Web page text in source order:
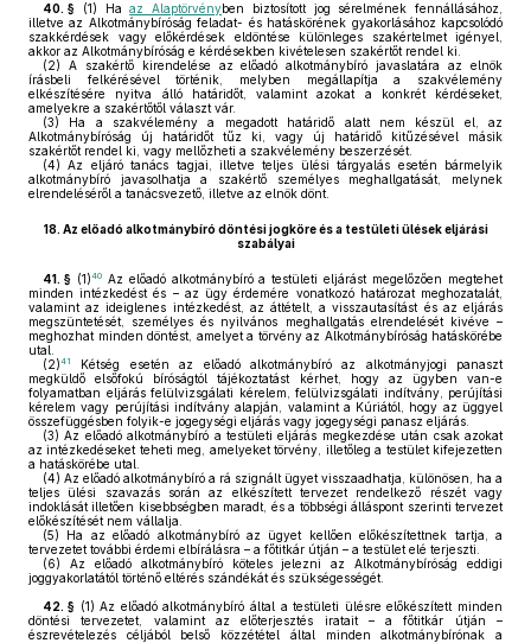
40. § (1) Haaz Alaptörvényben biztosított jog sérelmének fennállásához,
illetve az Alkotmánybíróság feladat- és hatáskörének gyakorlásához kapcsolódó
szakkérdések vagy előkérdések eldöntése különleges szakértelmet igényel,
akkor az Alkotmánybíróság e kérdésekben kivételesen szakértőt rendel ki.
(2) A szakértő kirendelése az előadó alkotmánybíró javaslatára az elnök
írásbeli felkérésével történik, melyben megállapítja a szakvélemény
elkészítésére nyitva álló határidőt, valamint azokat a konkrét kérdéseket,
amelyekre a szakértőtől választ vár.
(3) Ha a szakvélemény a megadott határidő alatt nem készül el, az
Alkotmánybíróság új határidőt tűz ki, vagy új határidő kitűzésével másik
szakértőt rendel ki, vagy mellőzheti a szakvélemény beszerzését.
(4) Az eljáró tanács tagjai, illetve teljes ülési tárgyalás esetén bármelyik
alkotmánybíró javasolhatja a szakértő személyes meghallgatását, melynek
elrendeléséről a tanácsvezető, illetve az elnök dönt.
18. Az előadó alkotmánybíró döntési jogköre és a testületi ülések eljárási
szabályai
41. § (1)40Az előadó alkotmánybíró a testületi eljárást megelőzően megtehet
minden intézkedést és – az ügy érdemére vonatkozó határozat meghozatalát,
valamint az ideiglenes intézkedést, az áttételt, a visszautasítást és az eljárás
megszüntetését, személyes és nyilvános meghallgatás elrendelését kivéve –
meghozhat minden döntést, amelyet a törvény az Alkotmánybíróság hatáskörébe
utal.
(2)41
Kétség esetén az előadó alkotmánybíró az alkotmányjogi panaszt
megküldő elsőfokú bíróságtól tájékoztatást kérhet, hogy az ügyben van-e
folyamatban eljárás felülvizsgálati kérelem, felülvizsgálati indítvány, perújítási
kérelem vagy perújítási indítvány alapján, valamint a Kúriától, hogy az üggyel
összefüggésben folyik-e jogegységi eljárás vagy jogegységi panasz eljárás.
(3) Az előadó alkotmánybíró a testületi eljárás megkezdése után csak azokat
az intézkedéseket teheti meg, amelyeket törvény, illetőleg a testület kifejezetten
a hatáskörébe utal.
(4) Az előadó alkotmánybíró a rá szignált ügyet visszaadhatja, különösen, ha a
teljes ülési szavazás során az elkészített tervezet rendelkező részét vagy
indoklását illetően kisebbségben maradt, és a többségi álláspont szerinti tervezet
előkészítését nem vállalja.
(5) Ha az előadó alkotmánybíró az ügyet kellően előkészítettnek tartja, a
tervezetet további érdemi elbírálásra – a főtitkár útján – a testület elé terjeszti.
(6) Az előadó alkotmánybíró köteles jelezni az Alkotmánybíróság eddigi
joggyakorlatától történő eltérés szándékát és szükségességét.
42. § (1) Az előadó alkotmánybíró által a testületi ülésre előkészített minden
döntési tervezetet, valamint az előterjesztés iratait – a főtitkár útján –
észrevételezés céljából belső közzététel által minden alkotmánybírónak a